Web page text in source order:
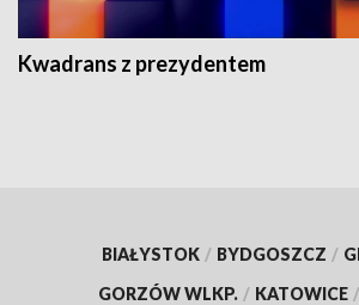
Kwadrans z prezydentem
BIAŁYSTOK / BYDGOSZCZ /
GORZÓW WLKP. / KATOWICE /